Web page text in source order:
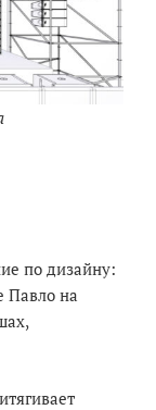
по дизайну:
Павло на